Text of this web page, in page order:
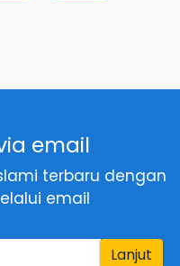
email
terbaru dengan
email
Lanjut